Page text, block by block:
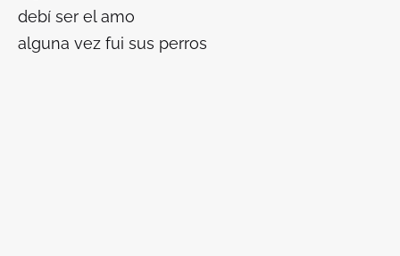
debí ser el amo
alguna vez fui sus perros